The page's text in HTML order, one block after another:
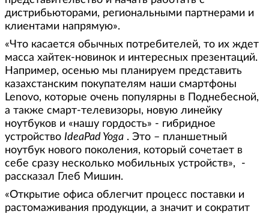
дистрибьюторами, региональными партнерами и
клиентами напрямую».
«Что касается обычных потребителей, то их ждет
масса хайтек-новинок и интересных презентаций.
Например, осенью мы планируем представить
казахстанским покупателям наши смартфоны
Lenovo, которые очень популярны в Поднебесной,
а также смарт-телевизоры, новую линейку
ноутбуков и «нашу гордость» - гибридное
устройство IdeaPad Yoga . Это – планшетный
ноутбук нового поколения, который сочетает в
себе сразу несколько мобильных устройств», -
рассказал Глеб Мишин.
«Открытие офиса облегчит процесс поставки и
растомаживания продукции, а значит и сократит